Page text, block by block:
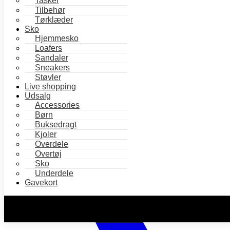
Tilbehør
Tørklæder
Sko
Hjemmesko
Loafers
Sandaler
Sneakers
Støvler
Live shopping
Udsalg
Accessories
Børn
Buksedragt
Kjoler
Overdele
Overtøj
Sko
Underdele
Gavekort